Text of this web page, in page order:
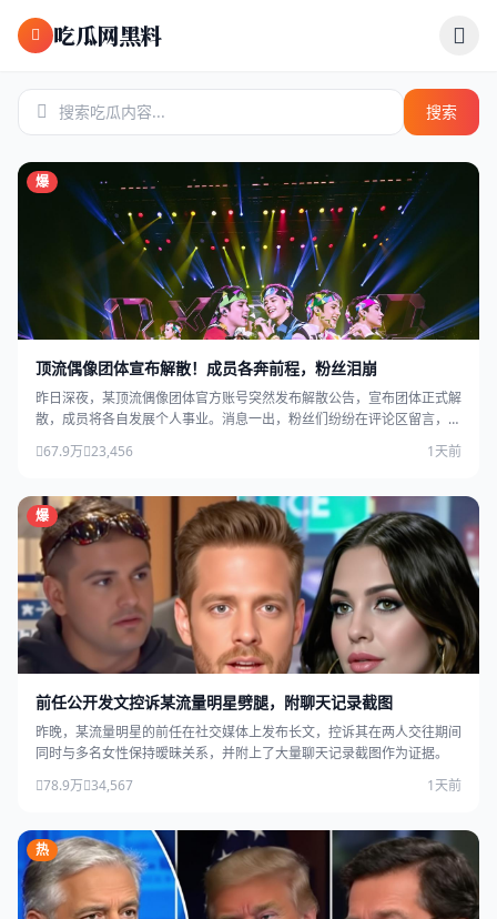
跳过导航
吃瓜网黑料
搜索
爆
顶流偶像团体宣布解散！成员各奔前程，粉丝泪崩
昨日深夜，某顶流偶像团体官方账号突然发布解散公告，宣布团体正式解
散，成员将各自发展个人事业。消息一出，粉丝们纷纷在评论区留言，场
67.9万 23,456 1天前
爆
前任公开发文控诉某流量明星劈腿，附聊天记录截图
昨晚，某流量明星的前任在社交媒体上发布长文，控诉其在两人交往期间
同时与多名女性保持暧昧关系，并附上了大量聊天记录截图作为证据。
78.9万 34,567 1天前
热